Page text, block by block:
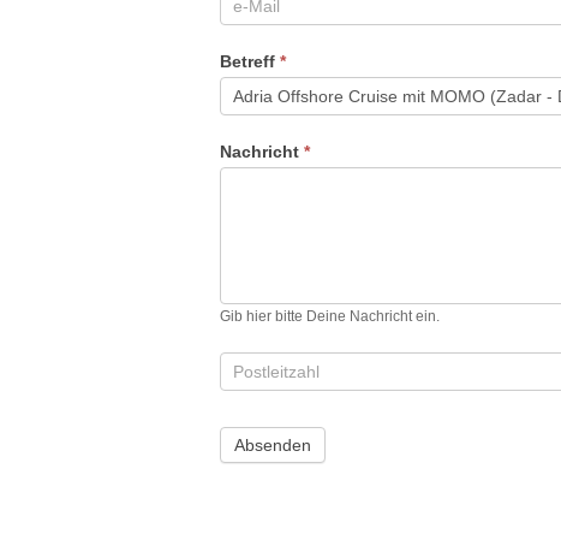
Betreff *
Nachricht *
Gib hier bitte Deine Nachricht ein.